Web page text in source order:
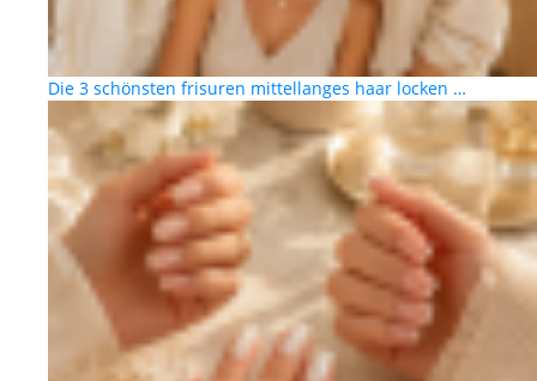
Die 3 schönsten frisuren mittellanges haar locken …